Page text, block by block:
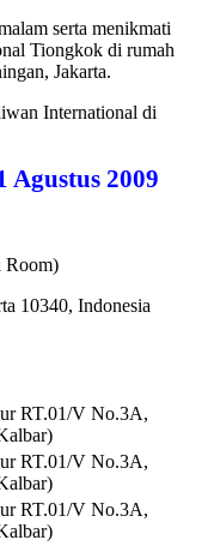
serta menikmati
Tiongkok di rumah
Jakarta.
International di
Agustus 2009
Room)
10340, Indonesia
RT.01/V No.3A,
RT.01/V No.3A,
RT.01/V No.3A,